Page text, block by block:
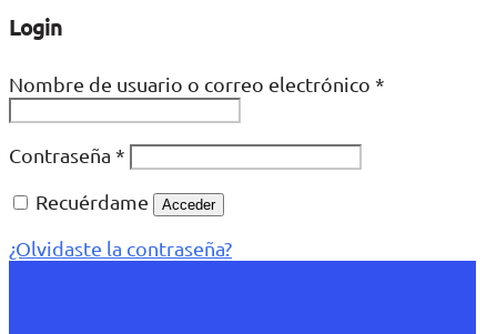
Login
Nombre de usuario o correo electrónico *
Contraseña *
Recuérdame
Acceder
¿Olvidaste la contraseña?